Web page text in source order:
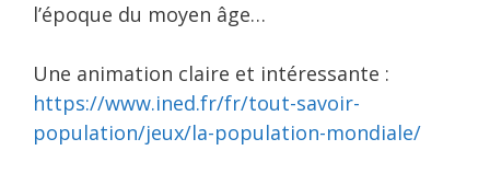
l’époque du moyen âge…
Une animation claire et intéressante :
https://www.ined.fr/fr/tout-savoir-
population/jeux/la-population-mondiale/